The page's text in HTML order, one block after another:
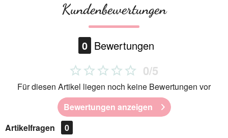
Kundenbewertungen
0 Bewertungen
0/5
Für diesen Artikel liegen noch keine Bewertungen vor
Bewertungen anzeigen
Artikelfragen
0